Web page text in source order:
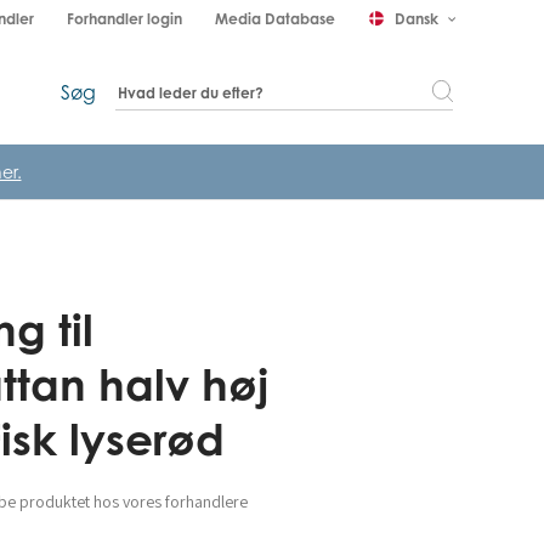
Forhandler login Media Database Dansk keyboard_arrow_down
Søg
til
halv høj
lyserød
produktet hos vores forhandlere